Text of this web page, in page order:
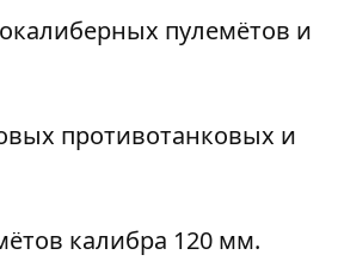
пулемётов и
противотанковых и
калибра 120 мм.